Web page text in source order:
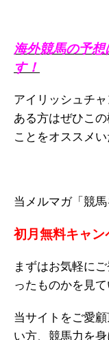
海外競馬の予
す！
アイリッシュチ
ある方はぜひこ
ことをオススメい
当メルマガ「競
初月無料キャン
まずはお気軽に
ったものかを見
当サイトをご愛
い方、競馬力を